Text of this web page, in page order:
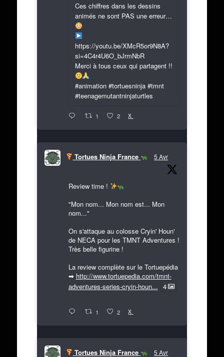
Ces chiffres dans les dessins
animés ne sont PAS une erreur…
https://youtu.be/XMcR5or9N8A?
si=4C4r4U6O_bJrmNbR
Merci à tous ceux qui partagent !!
#animation #tortuesninja #tmnt
#teenagemutantninjaturtles
1 2 X
Tortues Ninja France 5 Avr
Review time !
"Mon nom... Mon nom est... Mon
nom..."
On s'attaque au colosse Cryin' Houn'
de NECA pour les TMNT Adventures !
Très belle figurine !
La review complète sur le Tortuepédia
➡ http://www.tortuepedia.com/tmnt-
adventures-series-cryin-houn... 4
1 2 X
Tortues Ninja France 5 Avr